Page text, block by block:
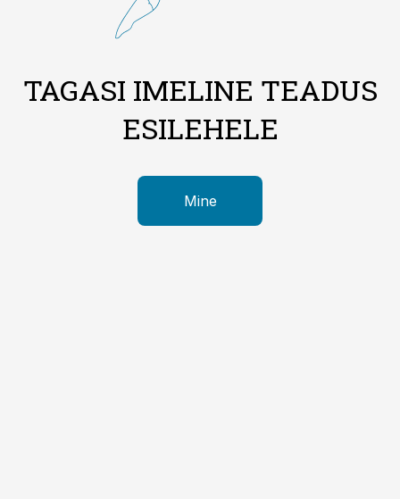
TAGASI IMELINE TEADUS
ESILEHELE
Mine